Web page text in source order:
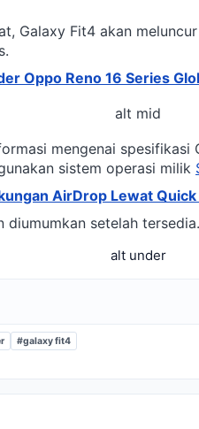
Galaxy Fit4 akan
Oppo Reno 16 Series
alt mid
mengenai spesifikasi
sistem operasi milik
AirDrop Lewat Quick
diumumkan setelah tersedia.
alt under
#galaxy fit4